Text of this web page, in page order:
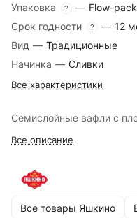
Упаковка
? — Flow-pack
Срок годности
? — 12
Вид — Традиционные
Начинка — Сливки
Все характеристики
Семислойные вафли с
Все описание
Все товары Яшкино